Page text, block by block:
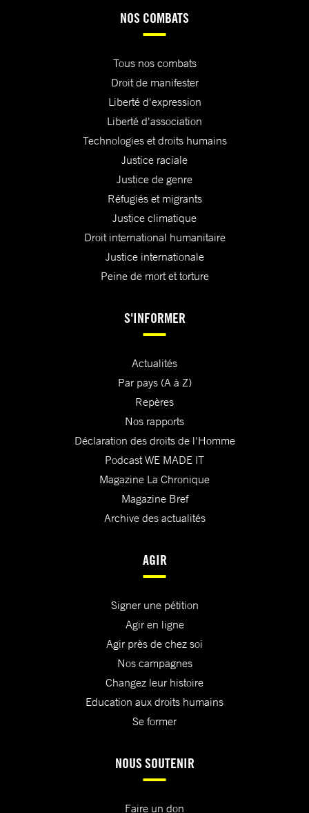
NOS COMBATS
Tous nos combats
Droit de manifester
Liberté d'expression
Liberté d'association
Technologies et droits humains
Justice raciale
Justice de genre
Réfugiés et migrants
Justice climatique
Droit international humanitaire
Justice internationale
Peine de mort et torture
S'INFORMER
Actualités
Par pays (A à Z)
Repères
Nos rapports
Déclaration des droits de l'Homme
Podcast WE MADE IT
Magazine La Chronique
Magazine Bref
Archive des actualités
AGIR
Signer une pétition
Agir en ligne
Agir près de chez soi
Nos campagnes
Changez leur histoire
Education aux droits humains
Se former
NOUS SOUTENIR
Faire un don